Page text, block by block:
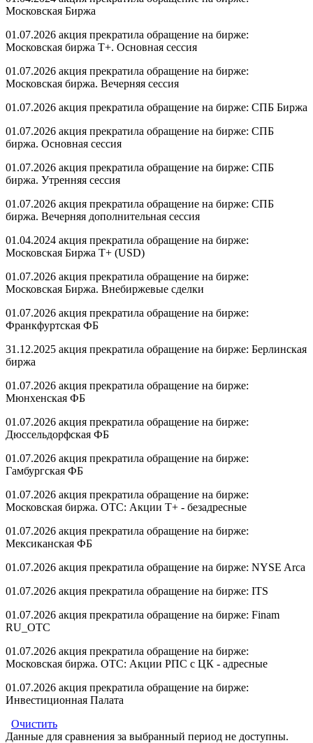
Московская Биржа
01.07.2026 акция прекратила обращение на бирже:
Московская биржа Т+. Основная сессия
01.07.2026 акция прекратила обращение на бирже:
Московская биржа. Вечерняя сессия
01.07.2026 акция прекратила обращение на бирже: СПБ Биржа
01.07.2026 акция прекратила обращение на бирже: СПБ
биржа. Основная сессия
01.07.2026 акция прекратила обращение на бирже: СПБ
биржа. Утренняя сессия
01.07.2026 акция прекратила обращение на бирже: СПБ
биржа. Вечерняя дополнительная сессия
01.04.2024 акция прекратила обращение на бирже:
Московская Биржа T+ (USD)
01.07.2026 акция прекратила обращение на бирже:
Московская Биржа. Внебиржевые сделки
01.07.2026 акция прекратила обращение на бирже:
Франкфуртская ФБ
31.12.2025 акция прекратила обращение на бирже: Берлинская
биржа
01.07.2026 акция прекратила обращение на бирже:
Мюнхенская ФБ
01.07.2026 акция прекратила обращение на бирже:
Дюссельдорфская ФБ
01.07.2026 акция прекратила обращение на бирже:
Гамбургская ФБ
01.07.2026 акция прекратила обращение на бирже:
Московская биржа. OTC: Акции T+ - безадресные
01.07.2026 акция прекратила обращение на бирже:
Мексиканская ФБ
01.07.2026 акция прекратила обращение на бирже: NYSE Arca
01.07.2026 акция прекратила обращение на бирже: ITS
01.07.2026 акция прекратила обращение на бирже: Finam
RU_OTC
01.07.2026 акция прекратила обращение на бирже:
Московская биржа. OTC: Акции РПС с ЦК - адресные
01.07.2026 акция прекратила обращение на бирже:
Инвестиционная Палата
Очистить
Данные для сравнения за выбранный период не доступны.